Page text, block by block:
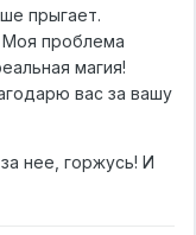
прыгает.
Моя проблема
магия!
вас за вашу
нее, горжусь! И